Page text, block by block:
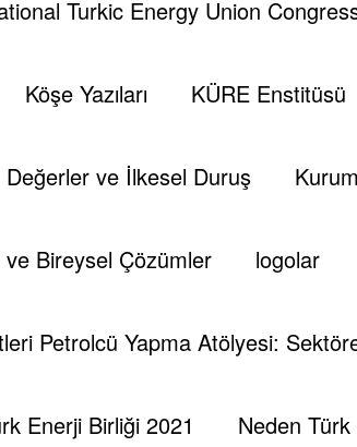
Turkic Energy Union
Köşe Yazıları KÜRE Enstitüsü
ve İlkesel Duruş
Bireysel Çözümler logolar
Petrolcü Yapma Atölyesi:
Enerji Birliği 2021 Neden